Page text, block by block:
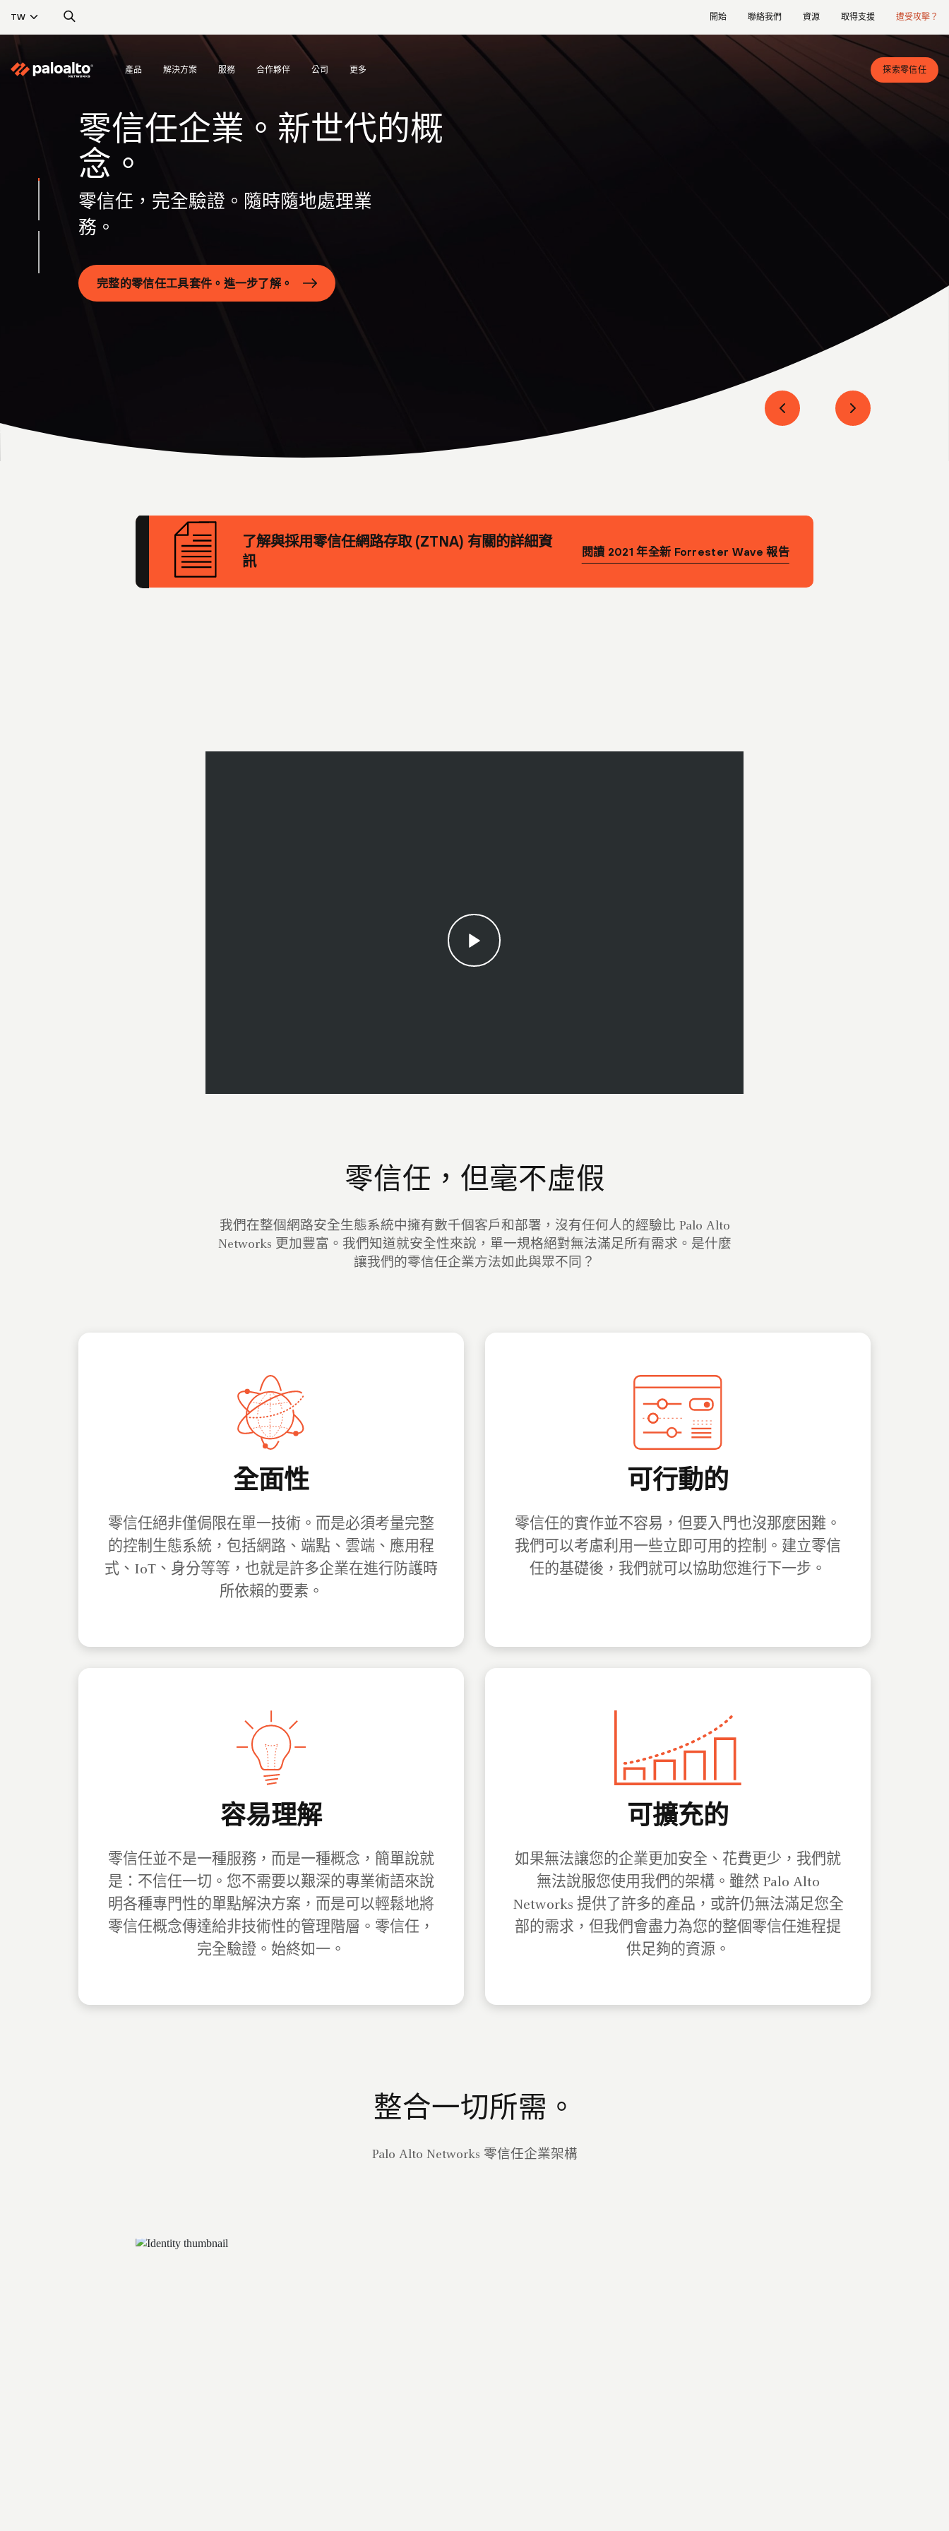
TW 開始 聯絡我們 資源 取得支援 遭受攻擊？
產品 解決方案 服務 合作夥伴 公司 更多 探索零信任
零信任企業。新世代的概
念。
零信任，完全驗證。隨時隨地處理業
務。
完整的零信任工具套件。進一步了解。
了解與採用零信任網路存取 (ZTNA) 有關的詳細資
訊
閱讀 2021 年全新 Forrester Wave 報告
零信任，但毫不虛假
我們在整個網路安全生態系統中擁有數千個客戶和部署，沒有任何人的經驗比 Palo Alto
Networks 更加豐富。我們知道就安全性來說，單一規格絕對無法滿足所有需求。是什麼
讓我們的零信任企業方法如此與眾不同？
全面性
零信任絕非僅侷限在單一技術。而是必須考量完整
的控制生態系統，包括網路、端點、雲端、應用程
式、IoT、身分等等，也就是許多企業在進行防護時
所依賴的要素。
可行動的
零信任的實作並不容易，但要入門也沒那麼困難。
我們可以考慮利用一些立即可用的控制。建立零信
任的基礎後，我們就可以協助您進行下一步。
容易理解
零信任並不是一種服務，而是一種概念，簡單說就
是：不信任一切。您不需要以艱深的專業術語來說
明各種專門性的單點解決方案，而是可以輕鬆地將
零信任概念傳達給非技術性的管理階層。零信任，
完全驗證。始終如一。
可擴充的
如果無法讓您的企業更加安全、花費更少，我們就
無法說服您使用我們的架構。雖然 Palo Alto
Networks 提供了許多的產品，或許仍無法滿足您全
部的需求，但我們會盡力為您的整個零信任進程提
供足夠的資源。
整合一切所需。
Palo Alto Networks 零信任企業架構